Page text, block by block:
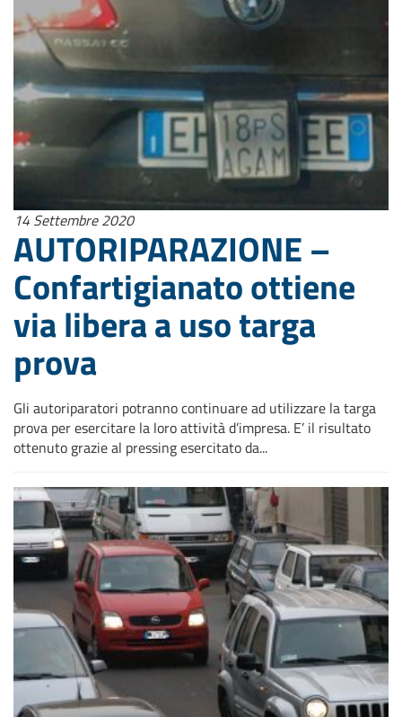
14 Settembre 2020
AUTORIPARAZIONE –
Confartigianato ottiene
via libera a uso targa
prova
Gli autoriparatori potranno continuare ad utilizzare la targa
prova per esercitare la loro attività d’impresa. E’ il risultato
ottenuto grazie al pressing esercitato da...